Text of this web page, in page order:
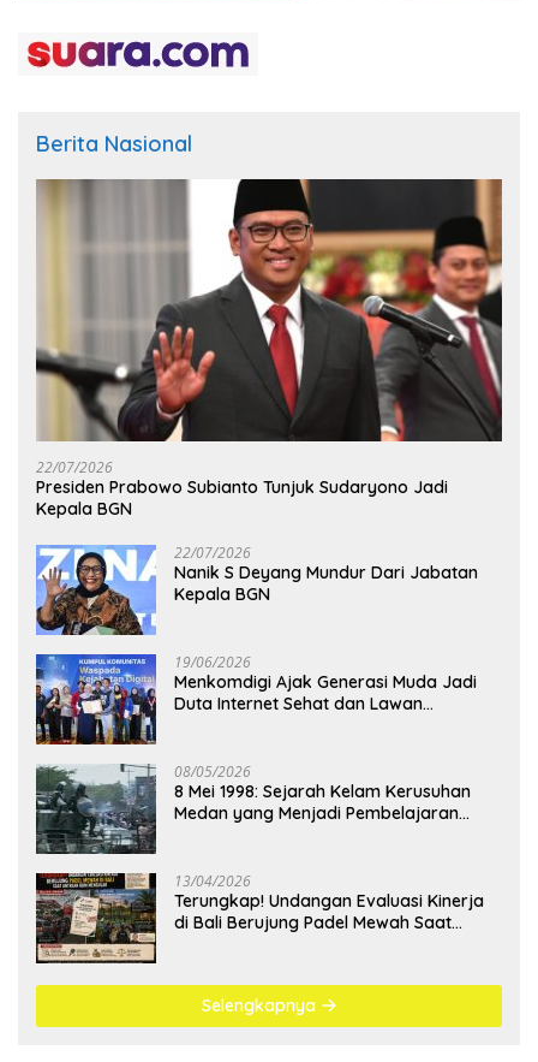
Berita Nasional
22/07/2026
Presiden Prabowo Subianto Tunjuk Sudaryono Jadi
Kepala BGN
22/07/2026
Nanik S Deyang Mundur Dari Jabatan
Kepala BGN
19/06/2026
Menkomdigi Ajak Generasi Muda Jadi
Duta Internet Sehat dan Lawan
08/05/2026
8 Mei 1998: Sejarah Kelam Kerusuhan
Medan yang Menjadi Pembelajaran
13/04/2026
Terungkap! Undangan Evaluasi Kinerja
di Bali Berujung Padel Mewah Saat
Selengkapnya